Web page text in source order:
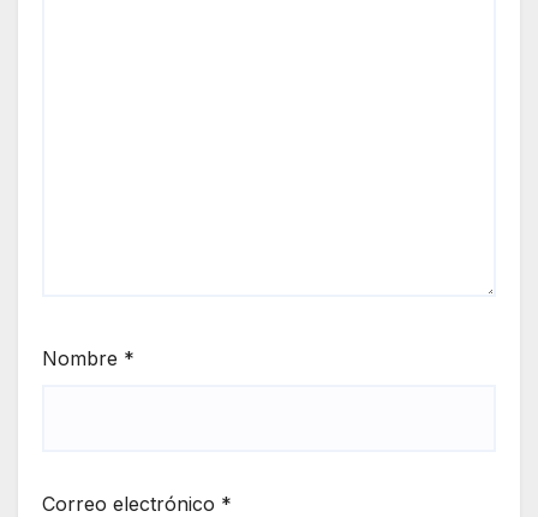
Nombre *
Correo electrónico *